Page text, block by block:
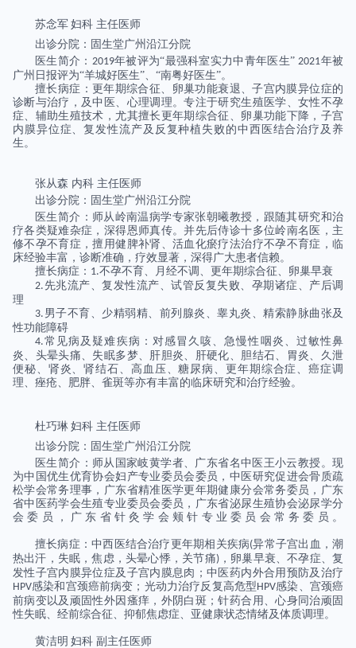
苏念军 妇科 主任医师
出诊分院：固生堂广州沿江分院
医生简介： 2019年被评为“最强科室实力中青年医生”2021年被
广州日报评为“羊城好医生”、“南粤好医生”。
擅长病症：更年期综合征、卵巢功能衰退、子宫内膜异位症的
诊断与治疗，及中医、心理调理。专注于研究生殖医学、女性不孕
症、辅助生殖技术，尤其擅长更年期综合征、卵巢功能下降，子宫
内膜异位症、复发性流产及反复种植失败的中西医结合治疗及养
生。
张从森 内科 主任医师
出诊分院：固生堂广州沿江分院
医生简介：师从岭南温病学专家张朝曦教授，跟随其研究和治
疗各类疑难杂症，深得恩师真传。并先后侍诊十多位岭南名医，主
修不孕不育症，擅用健脾补肾、活血化瘀疗法治疗不孕不育症，临
床经验丰富，诊断准确，疗效显著，深得广大患者信赖。
擅长病症： 1.不孕不育、月经不调、更年期综合征、卵巢早衰
2. 先兆流产、复发性流产、试管反复失败、孕期诸症、产后调
理
3. 男子不育、少精弱精、前列腺炎、睾丸炎、精索静脉曲张及
性功能障碍
4.常见病及疑难疾病：对感冒久咳、急慢性咽炎、过敏性鼻
炎、头晕头痛、失眠多梦、肝胆炎、肝硬化、胆结石、胃炎、久泄
便秘、肾炎、肾结石、高血压、糖尿病、更年期综合症、癌症调
理、痤疮、肥胖、雀斑等亦有丰富的临床研究和治疗经验。
杜巧琳 妇科 主任医师
出诊分院：固生堂广州沿江分院
医生简介：师从国家岐黄学者、广东省名中医王小云教授。现
为中国优生优育协会妇产专业委员会委员，中医研究促进会骨质疏
松学会常务理事，广东省精准医学更年期健康分会常务委员，广东
省中医药学会生殖专业委员会委员，广东省泌尿生殖协会泌尿学分
会委员，广东省针灸学会颊针专业委员会常务委员。
擅长病症：中西医结合治疗更年期相关疾病(异常子宫出血，潮
热出汗，失眠，焦虑，头晕心悸，关节痛)，卵巢早衰、不孕症、复
发性子宫内膜异位症及子宫内膜息肉；中医药内外合用预防及治疗
HPV感染和宫颈癌前病变；光动力治疗反复高危型HPV感染、宫颈癌
前病变以及顽固性外因瘙痒，外阴白斑；针药合用、心身同治顽固
性失眠、经前综合征、抑郁焦虑症、亚健康状态情绪及体质调理。
黄洁明 妇科 副主任医师